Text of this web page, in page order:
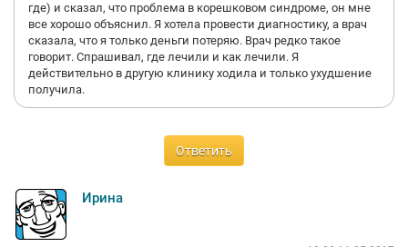
где) и сказал, что проблема в корешковом синдроме, он мне
все хорошо объяснил. Я хотела провести диагностику, а врач
сказала, что я только деньги потеряю. Врач редко такое
говорит. Спрашивал, где лечили и как лечили. Я
действительно в другую клинику ходила и только ухудшение
получила.
Ответить
Ирина